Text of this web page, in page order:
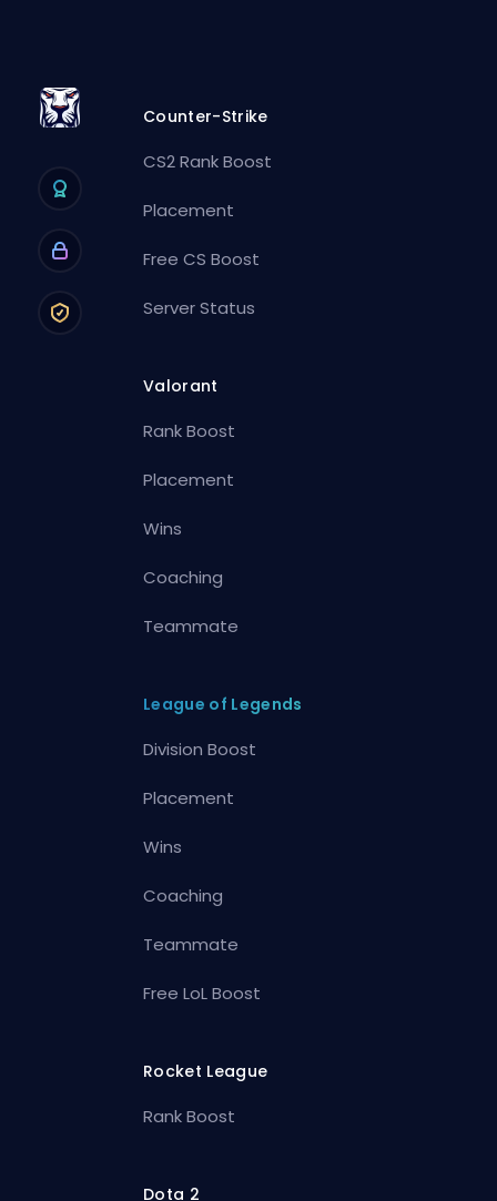
Counter-Strike
CS2 Rank Boost
Placement
Free CS Boost
Server Status
Valorant
Rank Boost
Placement
Wins
Coaching
Teammate
League of Legends
Division Boost
Placement
Wins
Coaching
Teammate
Free LoL Boost
Rocket League
Rank Boost
Dota 2